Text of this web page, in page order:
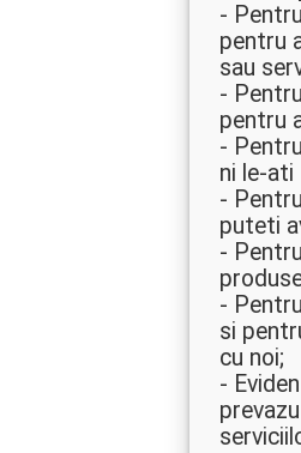
-
pentru
sau
-
pentru
-
ni le-ati
-
puteti
-
-
si
cu noi;
-